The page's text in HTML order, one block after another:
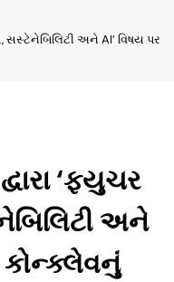
સસ્ટેનેબિલિટી અને AI’ વિષય પર
‘ફ્યુચર
અને
કોન્ક્લેવનું